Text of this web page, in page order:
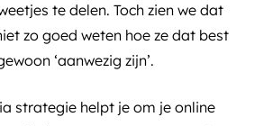
te delen. Toch zien we dat
zo goed weten hoe ze dat best
‘aanwezig zijn’.
strategie helpt je om je online